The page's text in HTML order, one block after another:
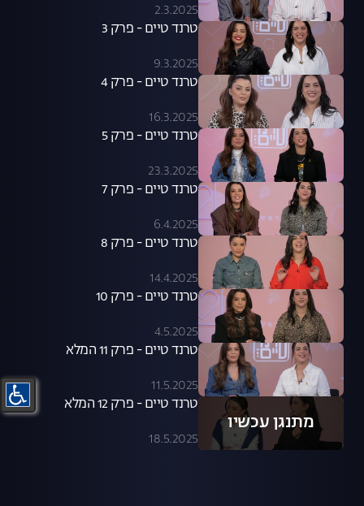
2.3.2025
טרנד טיים - פרק 3
9.3.2025
טרנד טיים - פרק 4
16.3.2025
טרנד טיים - פרק 5
23.3.2025
טרנד טיים - פרק 7
6.4.2025
טרנד טיים - פרק 8
14.4.2025
טרנד טיים - פרק 10
4.5.2025
טרנד טיים - פרק 11 המלא
11.5.2025
מתנגן עכשיו
טרנד טיים - פרק 12 המלא
18.5.2025